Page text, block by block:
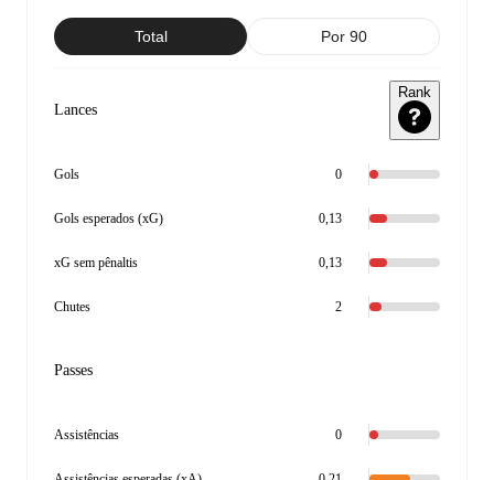
Total Por 90
Lances
Rank
Gols 0
Gols esperados (xG) 0,13
xG sem pênaltis 0,13
Chutes 2
Passes
Assistências 0